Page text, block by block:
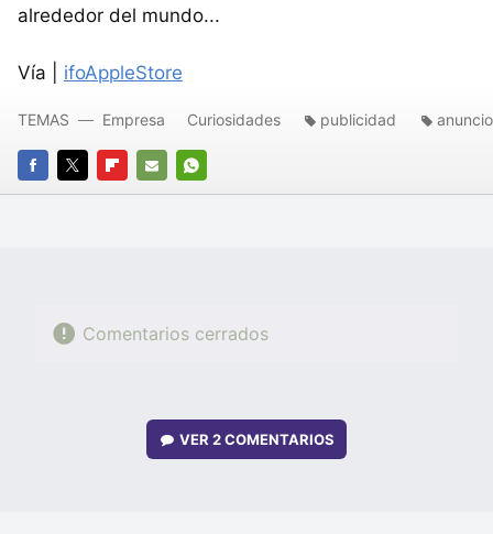
alrededor del mundo...
Vía | ifoAppleStore
FACEBOOK
TWITTERFLIPBOARD
E-
WHATSAPP
TEMAS Empresa Curiosidades publicidad
Comentarios cerrados
VER2 COMENTARIOS